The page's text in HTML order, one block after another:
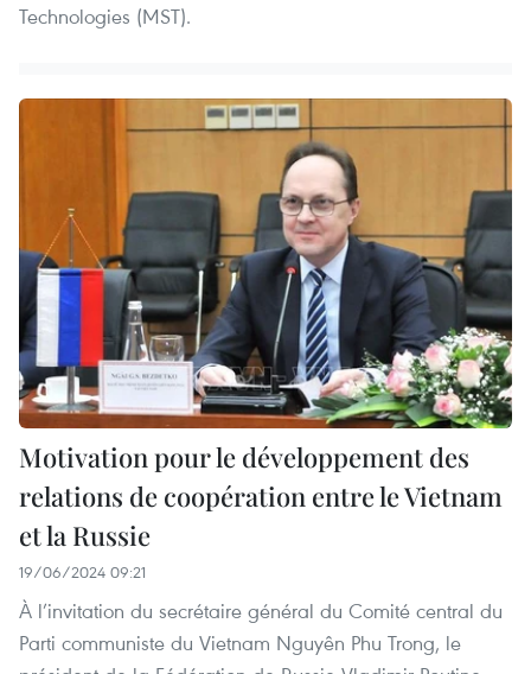
Technologies (MST).
Motivation pour le développement des
relations de coopération entre le Vietnam
et la Russie
19/06/2024 09:21
À l’invitation du secrétaire général du Comité central du
Parti communiste du Vietnam Nguyên Phu Trong, le